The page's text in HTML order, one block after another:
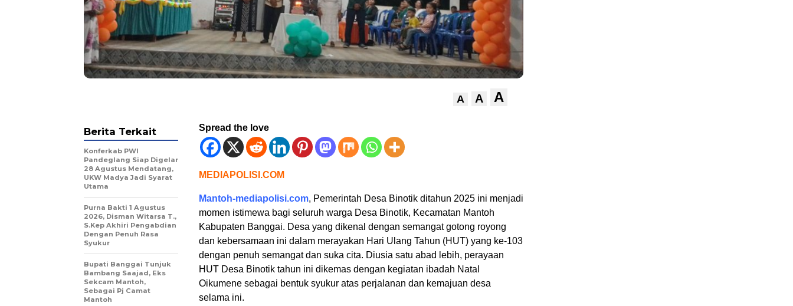
A A A
Spread the love
MEDIAPOLISI.COM
Mantoh-mediapolisi.com, Pemerintah Desa Binotik ditahun 2025 ini menjadi
momen istimewa bagi seluruh warga Desa Binotik, Kecamatan Mantoh
Kabupaten Banggai. Desa yang dikenal dengan semangat gotong royong
dan kebersamaan ini dalam merayakan Hari Ulang Tahun (HUT) yang ke-103
dengan penuh semangat dan suka cita. Diusia satu abad lebih, perayaan
HUT Desa Binotik tahun ini dikemas dengan kegiatan ibadah Natal
Oikumene sebagai bentuk syukur atas perjalanan dan kemajuan desa
selama ini.
Berita Terkait
Konferkab PWI
Pandeglang Siap Digelar
28 Agustus Mendatang,
UKW Madya Jadi Syarat
Utama
Purna Bakti 1 Agustus
2026, Disman Witarsa T.,
S.Kep Akhiri Pengabdian
Dengan Penuh Rasa
Syukur
Bupati Banggai Tunjuk
Bambang Saajad, Eks
Sekcam Mantoh,
Sebagai Pj Camat
Mantoh